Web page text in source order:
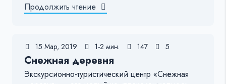
Продолжить чтение
15 Мар, 2019 1-2 мин. 147 5
Снежная деревня
Экскурсионно-туристический центр «Снежная